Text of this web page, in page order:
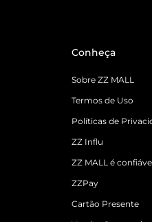
Conheça
Sobre ZZ MALL
Termos de Uso
Políticas de
ZZ Influ
ZZ MALL é
ZZPay
Cartão Presente